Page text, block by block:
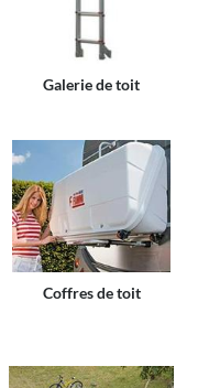
Galerie de toit
Coffres de toit